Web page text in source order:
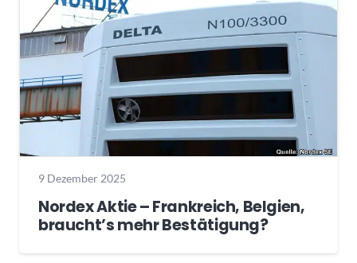
9 Dezember 2025
Nordex Aktie – Frankreich, Belgien,
braucht’s mehr Bestätigung?